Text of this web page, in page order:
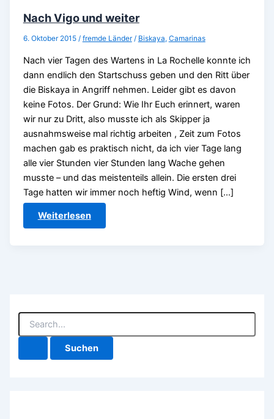
Nach Vigo und weiter
6. Oktober 2015 / fremde Länder/ Biskaya, Camarinas
Nach vier Tagen des Wartens in La Rochelle konnte ich
dann endlich den Startschuss geben und den Ritt über
die Biskaya in Angriff nehmen. Leider gibt es davon
keine Fotos. Der Grund: Wie Ihr Euch erinnert, waren
wir nur zu Dritt, also musste ich als Skipper ja
ausnahmsweise mal richtig arbeiten , Zeit zum Fotos
machen gab es praktisch nicht, da ich vier Tage lang
alle vier Stunden vier Stunden lang Wache gehen
musste – und das meistenteils allein. Die ersten drei
Tage hatten wir immer noch heftig Wind, wenn […]
Nach
Vigo
und
Weiterlesen
S
c